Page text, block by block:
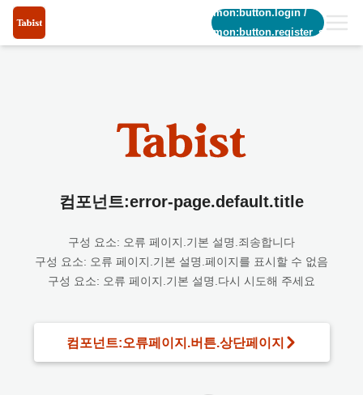
common:button.login/
common:button.register_short
컴포넌트:error-page.default.title
구성 요소: 오류 페이지.기본 설명.죄송합니다
구성 요소: 오류 페이지.기본 설명.페이지를 표시할 수 없음
구성 요소: 오류 페이지.기본 설명.다시 시도해 주세요
컴포넌트:오류페이지.버튼.상단페이지